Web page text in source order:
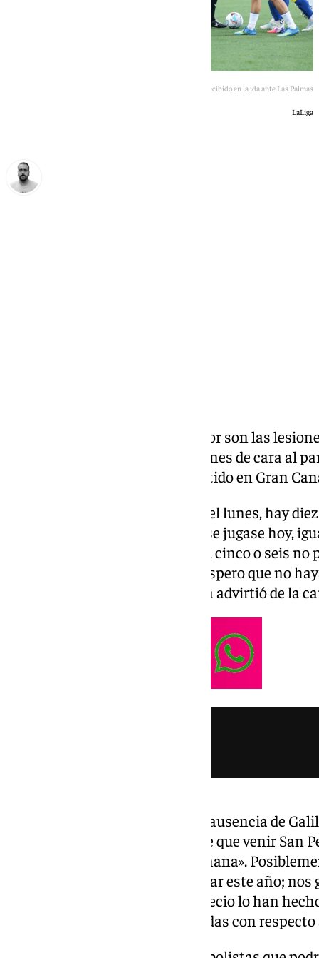
Dani Lorenzo tras un golpe recibido en la ida ante Las Palmas
LaLiga
El mayor temor de un entrenador son las
preocupaciones de Juanfran Funes de cara al
pasado unas horas desde el partido en Gran
«Si el partido se hubiese jugado el lunes, hay
podido disputarlo. Si el partido se jugase hoy,
tarde, podría deciros que cuatro, cinco o seis
Si el partido se juega mañana, espero que no
jugarlo», afirma un Funes que ya advirtió de la
Una de las consecuencias es la ausencia de
realizar más pruebas, pero tiene que venir San
para que Einar pueda jugar mañana».
«No sé si podrá volver a participar este año;
que pueda hacerlo. Montero y Recio lo han
tenemos bien cubierto. Cero dudas con